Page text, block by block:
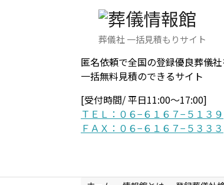
葬儀社 一括見積もりサイト
匿名依頼で全国の登録優良葬儀
一括無料見積のできるサイト
[受付時間/ 平日11:00〜17:00]
ＴＥＬ：０６−６１６７−５１３９
ＦＡＸ：０６−６１６７−５３３３